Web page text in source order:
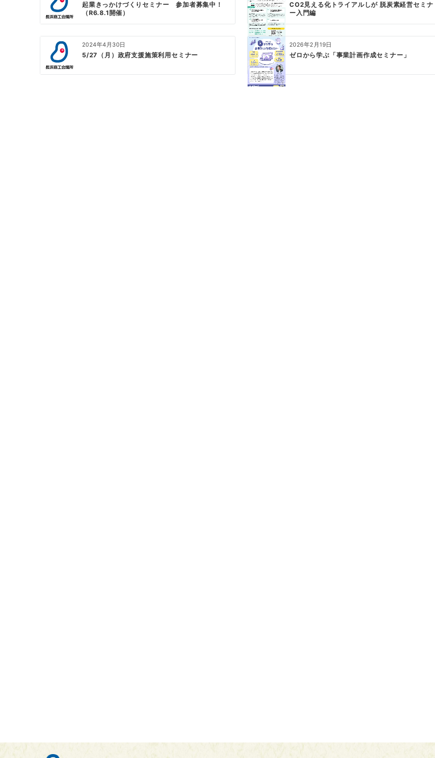
起業きっかけづくりセミナー 参加者募集中！
（R6.8.1開催）
CO2見える化トライアルしが 脱炭素経営セミナ
ー入門編
2024年4月30日
5/27（月）政府支援施策利用セミナー
2026年2月19日
ゼロから学ぶ「事業計画作成セミナー」